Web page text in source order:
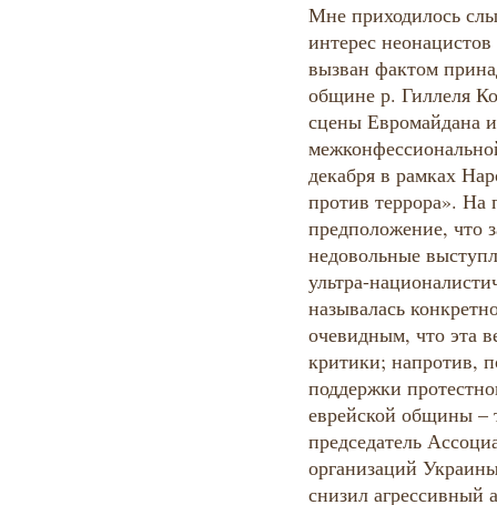
Мне приходилось
интерес
вызван фактом
общине р. Гиллеля
сцены Евромайдана
декабря в рамках
против террора». На
предположение, что
недовольные
ультра-
называлась
очевидным, что эта
критики; напротив,
поддержки
еврейской общины –
председатель
организаций
снизил агрессивный